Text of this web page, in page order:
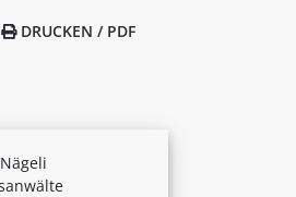
DRUCKEN / PDF